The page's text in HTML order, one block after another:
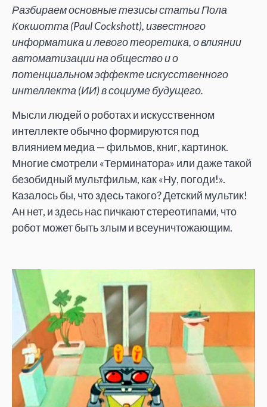
Разбираем основные тезисы статьи Пола
Кокшотта (Paul Cockshott), известного
информатика и левого теоретика, о влиянии
автоматизации на общество и о
потенциальном эффекте искусственного
интеллекта (ИИ) в социуме будущего.
Мысли людей о роботах и искусственном
интеллекте обычно формируются под
влиянием медиа — фильмов, книг, картинок.
Многие смотрели «Терминатора» или даже такой
безобидный мультфильм, как «Ну, погоди!».
Казалось бы, что здесь такого? Детский мультик!
Ан нет, и здесь нас пичкают стереотипами, что
робот может быть злым и всеуничтожающим.